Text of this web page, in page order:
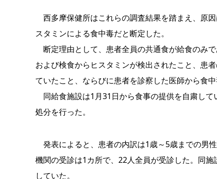
西多摩保健所はこれらの調査結果を踏まえ、原
スタミンによる食中毒だと断定した。
断定理由として、患者全員の共通食が給食のみ
および検食からヒスタミンが検出されたこと、患
ていたこと、ならびに患者を診察した医師から食
同給食施設は1月31日から食事の提供を自粛し
処分を行った。
発表によると、患者の内訳は1歳～5歳までの男
機関の受診は1カ所で、22人全員が受診した。同
していた。